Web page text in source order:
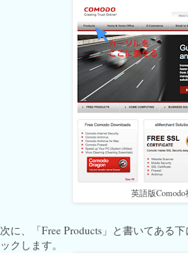
英語版
次に、「Free Products」と書いてある
ックします。